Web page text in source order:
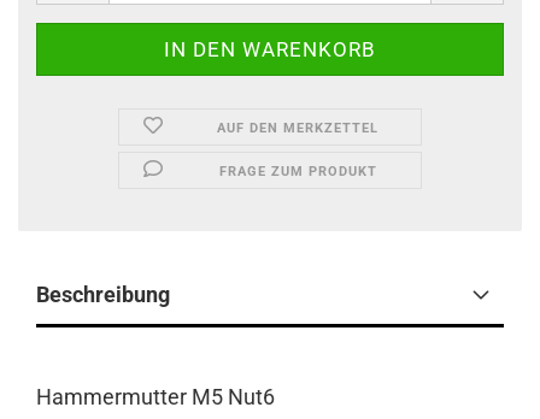
AUF DEN MERKZETTEL
FRAGE ZUM PRODUKT
Beschreibung
Hammermutter M5 Nut6